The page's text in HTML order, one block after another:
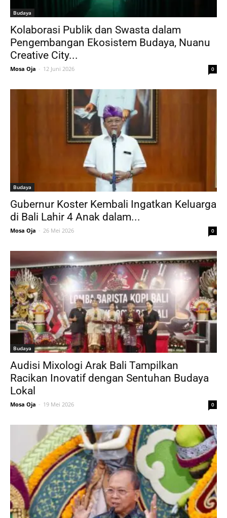
Budaya
Kolaborasi Publik dan Swasta dalam
Pengembangan Ekosistem Budaya, Nuanu
Creative City...
Mosa Oja - 12 Juni 2026 0
Budaya
Gubernur Koster Kembali Ingatkan Keluarga
di Bali Lahir 4 Anak dalam...
Mosa Oja - 26 Mei 2026 0
Budaya
Audisi Mixologi Arak Bali Tampilkan
Racikan Inovatif dengan Sentuhan Budaya
Lokal
Mosa Oja - 19 Mei 2026 0